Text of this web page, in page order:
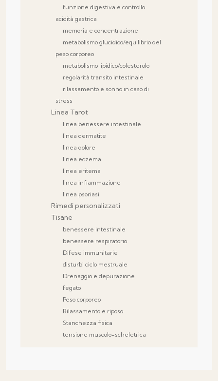
funzione digestiva e controllo
acidità gastrica
memoria e concentrazione
metabolismo glucidico/equilibrio del
peso corporeo
metabolismo lipidico/colesterolo
regolarità transito intestinale
rilassamento e sonno in caso di
stress
Linea Tarot
linea benessere intestinale
linea dermatite
linea dolore
linea eczema
linea eritema
linea infiammazione
linea psoriasi
Rimedi personalizzati
Tisane
benessere intestinale
benessere respiratorio
Difese immunitarie
disturbi ciclo mestruale
Drenaggio e depurazione
fegato
Peso corporeo
Rilassamento e riposo
Stanchezza fisica
tensione muscolo-scheletrica